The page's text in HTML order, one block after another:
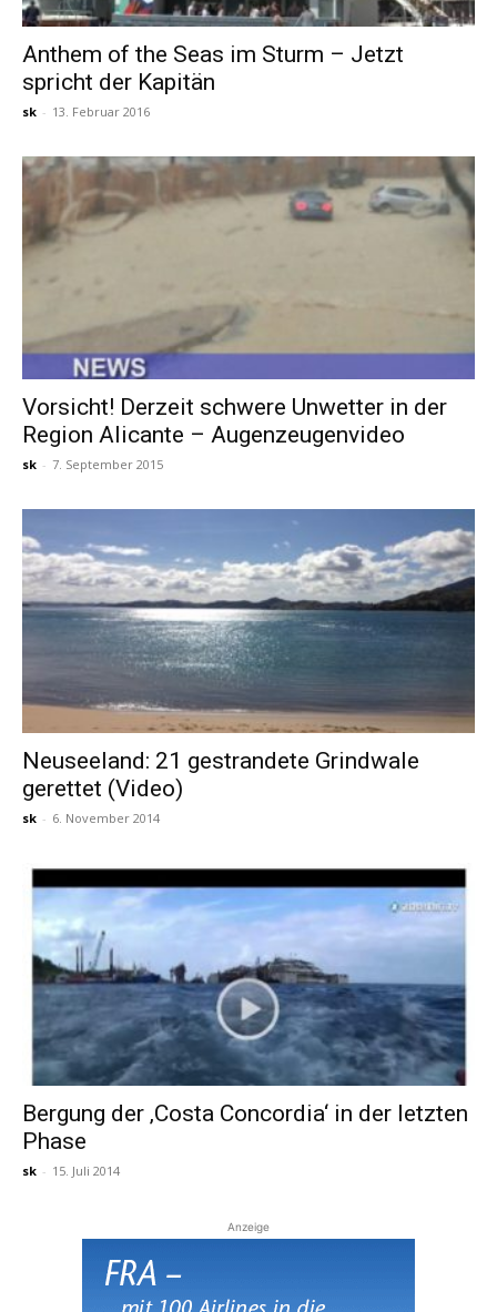
Anthem of the Seas im Sturm – Jetzt
spricht der Kapitän
sk - 13. Februar 2016
Vorsicht! Derzeit schwere Unwetter in der
Region Alicante – Augenzeugenvideo
sk - 7. September 2015
Neuseeland: 21 gestrandete Grindwale
gerettet (Video)
sk - 6. November 2014
Bergung der ‚Costa Concordia‘ in der letzten
Phase
sk - 15. Juli 2014
Anzeige